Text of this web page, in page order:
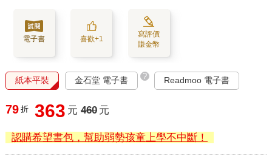
電子書 喜歡+1
寫評價
賺金幣
紙本平裝 金石堂 電子書 ? Readmoo 電子書
79 折 363 元 460 元
認購希望書包，幫助弱勢孩童上學不中斷！